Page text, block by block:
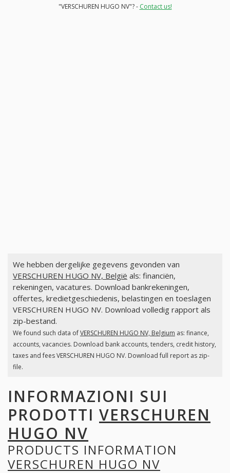
"VERSCHUREN HUGO NV"? - Contact us!
We hebben dergelijke gegevens gevonden van
VERSCHUREN HUGO NV, België als: financiën,
rekeningen, vacatures. Download bankrekeningen,
offertes, kredietgeschiedenis, belastingen en toeslagen
VERSCHUREN HUGO NV. Download volledig rapport als
zip-bestand.
We found such data ofVERSCHUREN HUGO NV, Belgium as: finance,
accounts, vacancies. Download bank accounts, tenders, credit history,
taxes and fees VERSCHUREN HUGO NV. Download full report as zip-
file.
INFORMAZIONI SUI
PRODOTTI VERSCHUREN
HUGO NV
PRODUCTS INFORMATION
VERSCHUREN HUGO NV